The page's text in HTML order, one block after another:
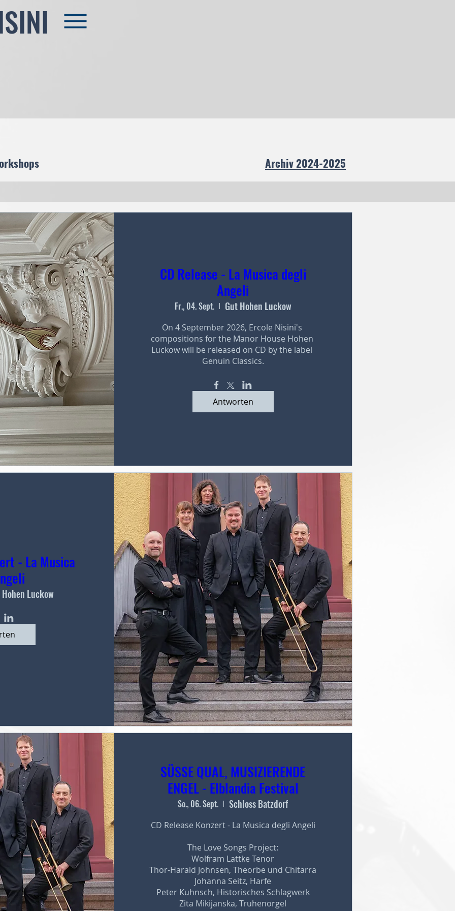
#concert #workshops Archiv 2024-2025
CD Release - La Musica degli
Angeli
Fr., 04. Sept. Gut Hohen Luckow
On 4 September 2026, Ercole Nisini's
compositions for the Manor House Hohen
Luckow will be released on CD by the label
Genuin Classics.
Antworten
- La Musica
Luckow
SÜSSE QUAL, MUSIZIERENDE
ENGEL - Elblandia Festival
So., 06. Sept. Schloss Batzdorf
CD Release Konzert - La Musica degli Angeli
The Love Songs Project:
Wolfram Lattke Tenor
Thor-Harald Johnsen, Theorbe und Chitarra
Johanna Seitz, Harfe
Peter Kuhnsch, Historisches Schlagwerk
Zita Mikijanska, Truhenorgel